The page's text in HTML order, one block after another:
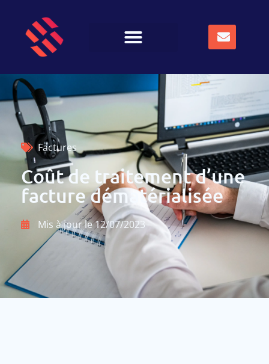
Factures
Coût de traitement d’une
facture dématérialisée
Mis à jour le12/07/2023